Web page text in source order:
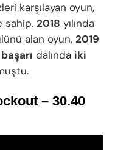
karşılayan oyun,
sahip. 2018 yılında
alan oyun, 2019
dalında iki
– 30.40